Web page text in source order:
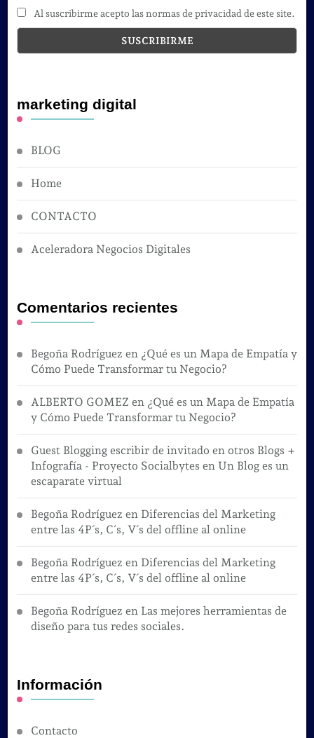
Al suscribirme acepto las normas de privacidad de este site.
marketing digital
BLOG
Home
CONTACTO
Aceleradora Negocios Digitales
Comentarios recientes
Begoña Rodríguez en ¿Qué es un Mapa de Empatía y
Cómo Puede Transformar tu Negocio?
ALBERTO GOMEZ en ¿Qué es un Mapa de Empatía
y Cómo Puede Transformar tu Negocio?
Guest Blogging escribir de invitado en otros Blogs +
Infografía - Proyecto Socialbytes en Un Blog es un
escaparate virtual
Begoña Rodríguez en Diferencias del Marketing
entre las 4P´s, C´s, V´s del offline al online
Begoña Rodríguez en Diferencias del Marketing
entre las 4P´s, C´s, V´s del offline al online
Begoña Rodríguez en Las mejores herramientas de
diseño para tus redes sociales.
Información
Contacto